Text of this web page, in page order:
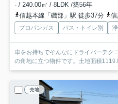
- / 240.00㎡ / 8LDK /築56年
信越本線「磯部」駅 徒歩37分
プロパンガス バス・トイレ別
車をお持ちでそんなにドライバーテク
の角地に立つ物件です。土地面積
売地